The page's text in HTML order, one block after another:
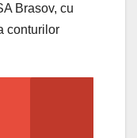
Brasov, cu
conturilor